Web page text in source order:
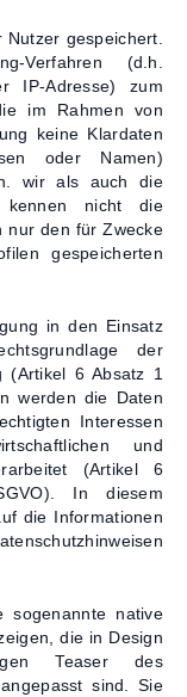
gespeichert.
Verfahren (d.h.
IP-Adresse) zum
im Rahmen von
keine Klardaten
oder Namen)
wir als auch die
kennen nicht die
nur den für Zwecke
gespeicherten
in den Einsatz
der
(Artikel 6 Absatz 1
werden die Daten
Interessen
und
(Artikel 6
In diesem
die Informationen
sogenannte native
die in Design
Teaser des
sind. Sie